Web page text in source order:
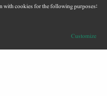
of
with cookies for the following purposes:
Customize